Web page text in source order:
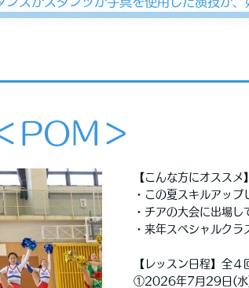
POM＞
【こんな方にオススメ】
・この夏スキルアップ
・チアの大会に出場し
・来年スペシャルク
【レッスン日程】全４
①2026年7月29日(